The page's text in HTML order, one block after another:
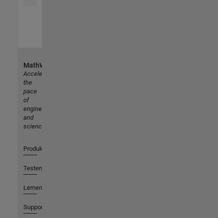
MathWorks
Accelerating
the
pace
of
engineering
and
science
Produkte
Testen oder Kaufen
Lernen
Support